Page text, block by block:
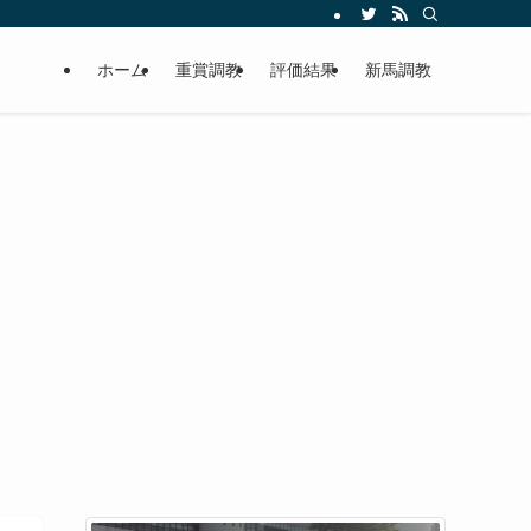
ホーム 重賞調教 評価結果 新馬調教